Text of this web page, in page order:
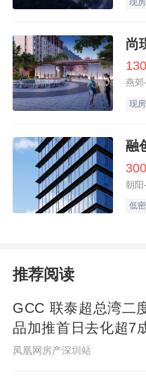
三幅地块功能划分
205A-03地块为Rr2
07A-01地块为Rr3类
规划1幢110米（27
套；
现房
尚
燕郊
现房
融
朝阳
低
推荐阅读
GCC 联泰超总湾二
品加推首日去化超7
凤凰网房产深圳站